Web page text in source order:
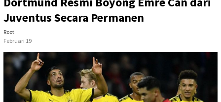
Juventus Secara Permanen
Root
Februari 19